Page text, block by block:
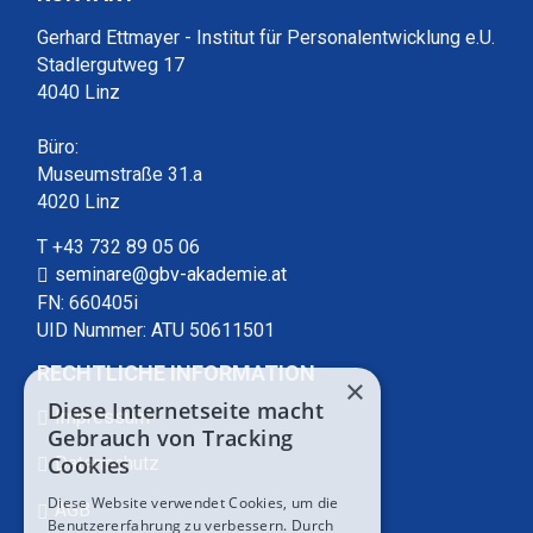
Gerhard Ettmayer - Institut für Personalentwicklung e.U.
Stadlergutweg 17
4040 Linz
Büro:
Museumstraße 31.a
4020 Linz
T +43 732 89 05 06
seminare@gbv-akademie.at
FN: 660405i
UID Nummer: ATU 50611501
RECHTLICHE INFORMATION
Impressum
Datenschutz
AGB
×
Diese Internetseite macht
Gebrauch von Tracking
Cookies
Diese Website verwendet Cookies, um die
Benutzererfahrung zu verbessern. Durch